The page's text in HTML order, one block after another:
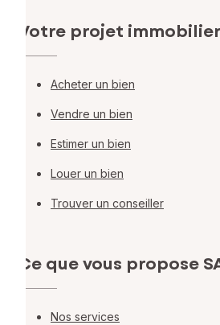
Votre projet immobilier
Acheter un bien
Vendre un bien
Estimer un bien
Louer un bien
Trouver un conseiller
Ce que vous propose
Nos services